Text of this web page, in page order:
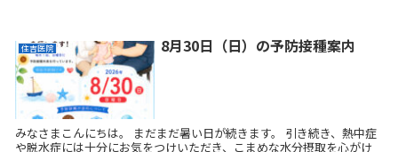
住吉医院 8月30日（日）の予防接種案内
みなさまこんにちは。 まだまだ暑い日が続きます。 引き続き、熱中症
や脱水症には十分にお気をつけいただき、こまめな水分摂取を心がけ